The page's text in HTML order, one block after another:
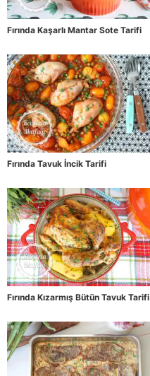
Fırında Kaşarlı Mantar Sote Tarifi
Fırında Tavuk İncik Tarifi
Fırında Kızarmış Bütün Tavuk Tarifi